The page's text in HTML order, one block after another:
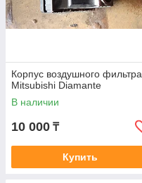
Корпус воздушного фильтра
Mitsubishi Diamante
В наличии
10 000 ₸
Купить